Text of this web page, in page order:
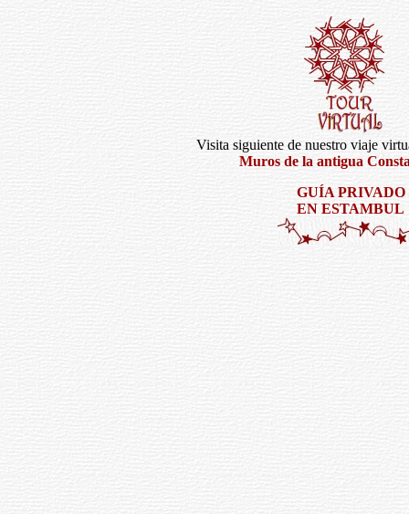
Visita siguiente de nuestro viaje
Muros de la antigua
GUÍA PRIVADO
EN ESTAMBUL